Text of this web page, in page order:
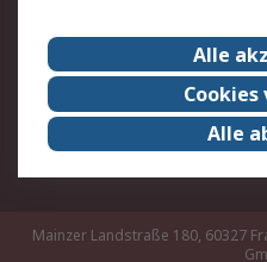
Karriere bei RS
Qualität/Umwelt/
Event-Center
Mainzer Landstraße 180, 60327
Alle
Alle